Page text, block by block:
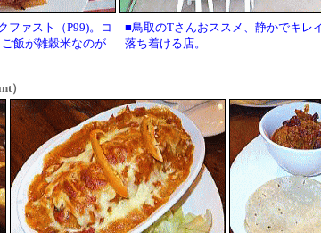
ファスト（P99)。コ
飯が雑穀米なのが
■鳥取のTさんおススメ、静かでキレ
落ち着ける店。
）